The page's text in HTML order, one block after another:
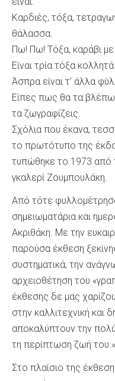
Καρδιές, τόξα,
θάλασσα.
Πω! Πω! Τόξα, καράβι με
Είναι τρία τόξα
Άσπρα είναι τ’ άλλα
Είπες πως θα τα
τα ζωγραφίζεις.
Σχόλια που έκανα,
το πρωτότυπο της
τυπώθηκε το 1973 από
γκαλερί Ζουμπουλάκη.
Από τότε
σημειωματάρια και
Ακριθάκη. Με την
παρούσα έκθεση
συστηματικά, την
αρχειοθέτηση του
έκθεσης δε μας
στην καλλιτεχνική και
αποκαλύπτουν την
τη περίπτωση ζωή του.»
Στο πλαίσιο της